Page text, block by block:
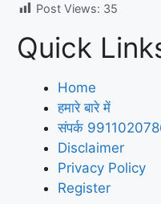
Post Views: 35
Quick
Home
हमारे बारे में
संपर्क
Disclaimer
Privacy Policy
Register